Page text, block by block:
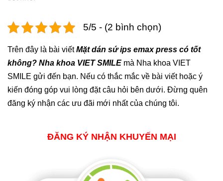
5/5 - (2 bình chọn)
Trên đây là bài viếtMặt dán sứ ips emax press có tốt
không? Nha khoa VIET SMILE mà Nha khoa VIET
SMILE gửi đến bạn. Nếu có thắc mắc về bài viết hoặc ý
kiến đóng góp vui lòng đặt câu hỏi bên dưới. Đừng quên
đăng ký nhận các ưu đãi mới nhất của chúng tôi.
ĐĂNG KÝ NHẬN KHUYẾN MẠI